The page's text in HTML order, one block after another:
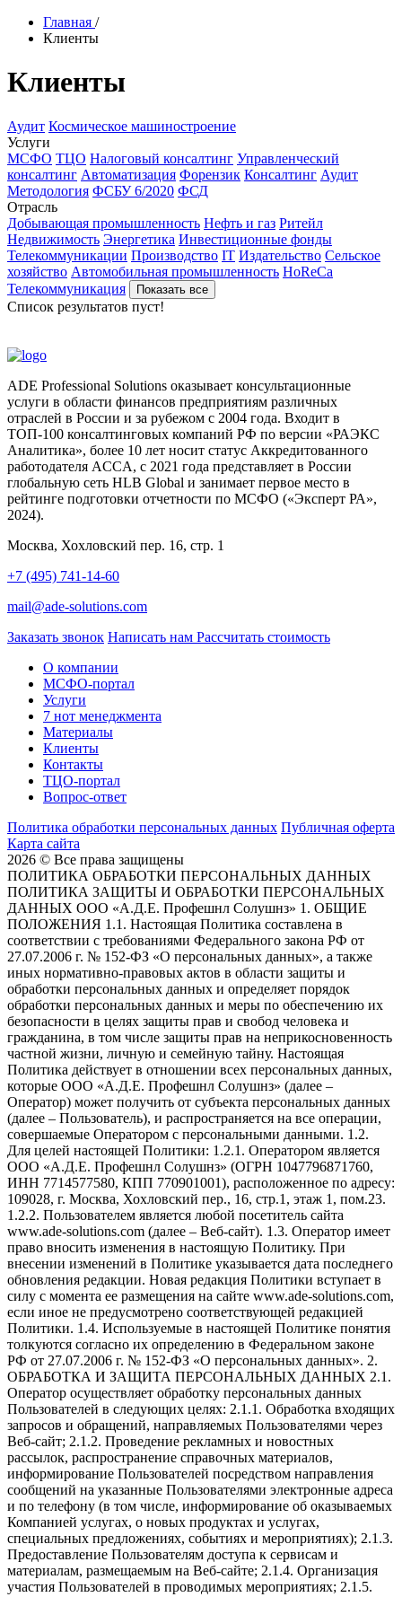
Главная /
Клиенты
Клиенты
Аудит Космическое машиностроение
Услуги
МСФО ТЦО Налоговый консалтинг Управленческий
консалтинг Автоматизация Форензик Консалтинг Аудит
Методология ФСБУ 6/2020 ФСД
Отрасль
Добывающая промышленность Нефть и газ Ритейл
Недвижимость Энергетика Инвестиционные фонды
Телекоммуникации Производство IT Издательство Сельское
хозяйство Автомобильная промышленность HoReCa
Телекоммуникация
Показать все
Список результатов пуст!
ADE Professional Solutions оказывает консультационные
услуги в области финансов предприятиям различных
отраслей в России и за рубежом с 2004 года. Входит в
ТОП-100 консалтинговых компаний РФ по версии «РАЭКС
Аналитика», более 10 лет носит статус Аккредитованного
работодателя ACCA, с 2021 года представляет в России
глобальную сеть HLB Global и занимает первое место в
рейтинге подготовки отчетности по МСФО («Эксперт РА»,
2024).
Москва, Хохловский пер. 16, стр. 1
+7 (495) 741-14-60
mail@ade-solutions.com
Заказать звонок Написать нам Рассчитать стоимость
О компании
МСФО-портал
Услуги
7 нот менеджмента
Материалы
Клиенты
Контакты
ТЦО-портал
Вопрос-ответ
Политика обработки персональных данных Публичная оферта
Карта сайта
2026 © Все права защищены
ПОЛИТИКА ОБРАБОТКИ ПЕРСОНАЛЬНЫХ ДАННЫХ
ПОЛИТИКА ЗАЩИТЫ И ОБРАБОТКИ ПЕРСОНАЛЬНЫХ
ДАННЫХ ООО «А.Д.Е. Профешнл Солушнз» 1. ОБЩИЕ
ПОЛОЖЕНИЯ 1.1. Настоящая Политика составлена в
соответствии с требованиями Федерального закона РФ от
27.07.2006 г. № 152-ФЗ «О персональных данных», а также
иных нормативно-правовых актов в области защиты и
обработки персональных данных и определяет порядок
обработки персональных данных и меры по обеспечению их
безопасности в целях защиты прав и свобод человека и
гражданина, в том числе защиты прав на неприкосновенность
частной жизни, личную и семейную тайну. Настоящая
Политика действует в отношении всех персональных данных,
которые ООО «А.Д.Е. Профешнл Солушнз» (далее –
Оператор) может получить от субъекта персональных данных
(далее – Пользователь), и распространяется на все операции,
совершаемые Оператором с персональными данными. 1.2.
Для целей настоящей Политики: 1.2.1. Оператором является
ООО «А.Д.Е. Профешнл Солушнз» (ОГРН 1047796871760,
ИНН 7714577580, КПП 770901001), расположенное по адресу:
109028, г. Москва, Хохловский пер., 16, стр.1, этаж 1, пом.23.
1.2.2. Пользователем является любой посетитель сайта
www.ade-solutions.com (далее – Веб-сайт). 1.3. Оператор имеет
право вносить изменения в настоящую Политику. При
внесении изменений в Политике указывается дата последнего
обновления редакции. Новая редакция Политики вступает в
силу с момента ее размещения на сайте www.ade-solutions.com,
если иное не предусмотрено соответствующей редакцией
Политики. 1.4. Используемые в настоящей Политике понятия
толкуются согласно их определению в Федеральном законе
РФ от 27.07.2006 г. № 152-ФЗ «О персональных данных». 2.
ОБРАБОТКА И ЗАЩИТА ПЕРСОНАЛЬНЫХ ДАННЫХ 2.1.
Оператор осуществляет обработку персональных данных
Пользователей в следующих целях: 2.1.1. Обработка входящих
запросов и обращений, направляемых Пользователями через
Веб-сайт; 2.1.2. Проведение рекламных и новостных
рассылок, распространение справочных материалов,
информирование Пользователей посредством направления
сообщений на указанные Пользователями электронные адреса
и по телефону (в том числе, информирование об оказываемых
Компанией услугах, о новых продуктах и услугах,
специальных предложениях, событиях и мероприятиях); 2.1.3.
Предоставление Пользователям доступа к сервисам и
материалам, размещаемым на Веб-сайте; 2.1.4. Организация
участия Пользователей в проводимых мероприятиях; 2.1.5.